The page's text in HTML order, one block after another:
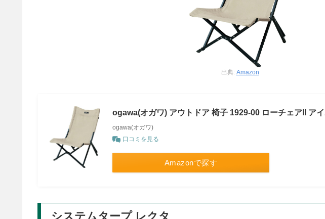
出典: Amazon
ogawa(オガワ) アウトドア 椅子 1929-00 ローチェアII ア
ogawa(オガワ)
口コミを見る
Amazonで探す
システムタープ レクタ